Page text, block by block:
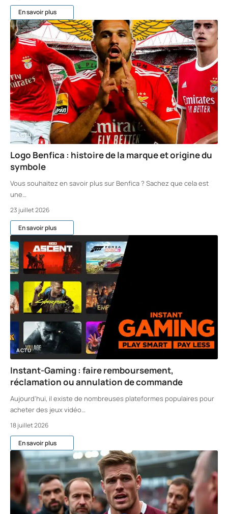
En savoir plus
ACTU
Logo Benfica : histoire de la marque et origine du
symbole
Vous souhaitez en savoir plus sur Benfica ? Sachez que cela est
une…
23 juillet 2026
En savoir plus
ACTU
Instant-Gaming : faire remboursement,
réclamation ou annulation de commande
Aujourd'hui, il existe de nombreuses plateformes populaires pour
acheter des jeux vidéo…
18 juillet 2026
En savoir plus